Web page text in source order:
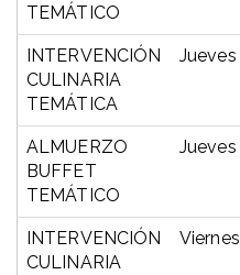
TEMÁTICO
INTERVENCIÓN
CULINARIA
TEMÁTICA
Jueves
ALMUERZO
BUFFET
TEMÁTICO
Jueves
INTERVENCIÓN
CULINARIA
Viernes